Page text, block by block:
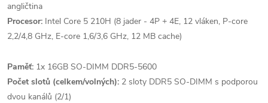
angličtina
Procesor: Intel Core 5 210H (8 jader - 4P + 4E, 12 vláken, P-core
2,2/4,8 GHz, E-core 1,6/3,6 GHz, 12 MB cache)
Paměť: 1x 16GB SO-DIMM DDR5-5600
Počet slotů (celkem/volných): 2 sloty DDR5 SO-DIMM s podporou
dvou kanálů (2/1)